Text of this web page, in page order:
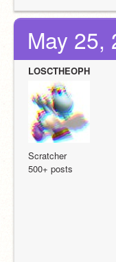
May 25,
LOSCTHEOPH
Scratcher
500+ posts